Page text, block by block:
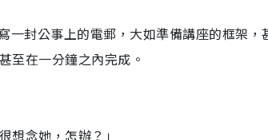
一封公事上的電郵，大如準備講座的框架，
至在一分鐘之內完成。
想念她，怎辦？」